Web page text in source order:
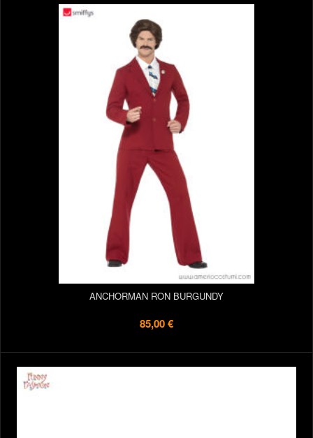
ANCHORMAN RON BURGUNDY
85,00 €